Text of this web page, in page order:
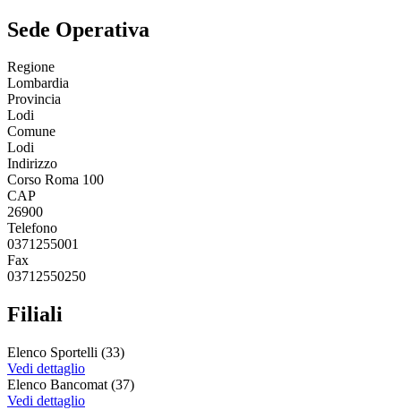
Sede Operativa
Regione
Lombardia
Provincia
Lodi
Comune
Lodi
Indirizzo
Corso Roma 100
CAP
26900
Telefono
0371255001
Fax
03712550250
Filiali
Elenco Sportelli (33)
Vedi dettaglio
Elenco Bancomat (37)
Vedi dettaglio